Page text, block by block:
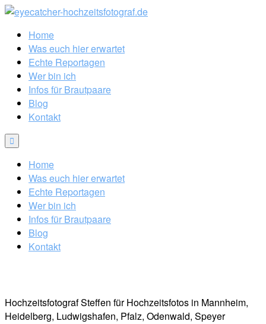
Home
Was euch hier erwartet
Echte Reportagen
Wer bin ich
Infos für Brautpaare
Blog
Kontakt
Home
Was euch hier erwartet
Echte Reportagen
Wer bin ich
Infos für Brautpaare
Blog
Kontakt
Hochzeitsfotograf Steffen für Hochzeitsfotos in Mannheim,
Heidelberg, Ludwigshafen, Pfalz, Odenwald, Speyer